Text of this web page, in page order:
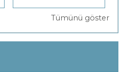
Tümünü göster